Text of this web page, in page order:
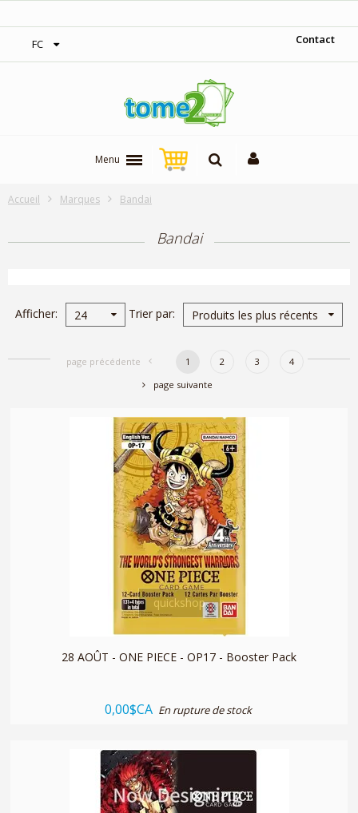
FC Contact
Menu
Accueil Marques Bandai
Bandai
Afficher 24 Trier par Produits les plus récents
page précédente 1 2 3
4
page suivante
quickshop
28 AOÛT - ONE PIECE - OP17 - Booster Pack
0,00$CA En rupture de stock